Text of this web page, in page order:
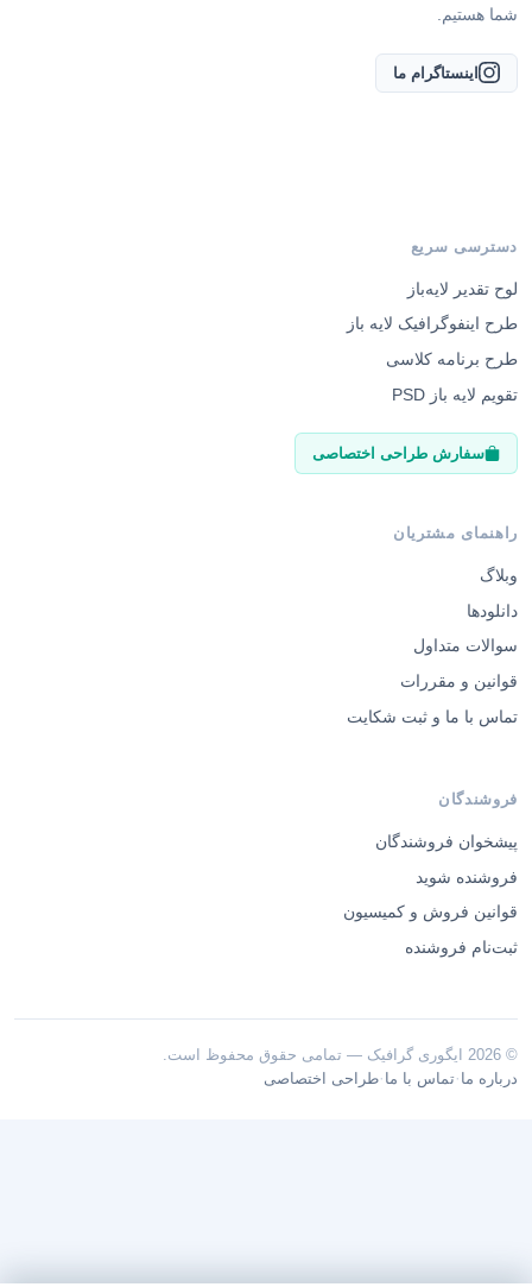
شما هستیم.
اینستاگرام ما
دسترسی سریع
لوح تقدیر لایه‌باز
طرح اینفوگرافیک لایه باز
طرح برنامه کلاسی
تقویم لایه باز PSD
سفارش طراحی اختصاصی
راهنمای مشتریان
وبلاگ
دانلودها
سوالات متداول
قوانین و مقررات
تماس با ما و ثبت شکایت
فروشندگان
پیشخوان فروشندگان
فروشنده شوید
قوانین فروش و کمیسیون
ثبت‌نام فروشنده
© 2026 ایگوری گرافیک — تمامی حقوق محفوظ است.
درباره ما ·تماس با ما ·طراحی اختصاصی